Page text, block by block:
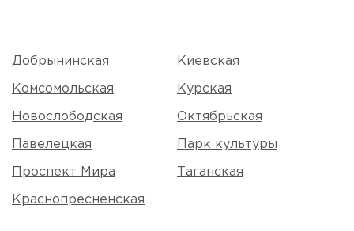
Добрынинская Киевская
Комсомольская Курская
Новослободская Октябрьская
Павелецкая Парк культуры
Проспект Мира Таганская
Краснопресненская